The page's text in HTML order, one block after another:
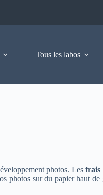
Tous les labos
photos. Lesfrais
photos sur du papier haut de